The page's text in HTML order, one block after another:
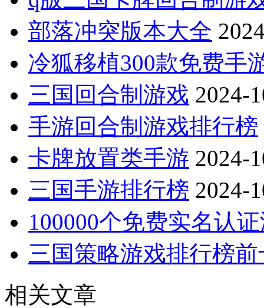
部落冲突版本大全
冷狐移植300款免费手
三国回合制游戏 2024-
手游回合制游戏排行榜
卡牌放置类手游 2024-
三国手游排行榜 2024-
100000个免费实名认
三国策略游戏排行榜
相关文章